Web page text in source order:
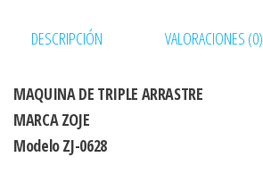
DESCRIPCIÓN VALORACIONES (0)
MAQUINA DE TRIPLE ARRASTRE
MARCA ZOJE
Modelo ZJ-0628